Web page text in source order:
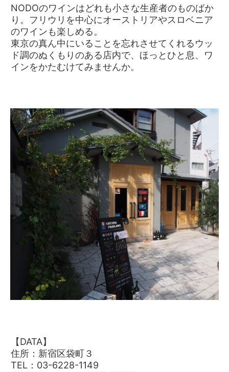
NODOのワインはどれも小さな生産者のものばか
り。フリウリを中心にオーストリアやスロベニア
のワインも楽しめる。
東京の真ん中にいることを忘れさせてくれるウッ
ド調のぬくもりのある店内で、ほっとひと息、ワ
インをかたむけてみませんか。
【DATA】
住所：新宿区袋町３
TEL︎：03-6228-1149